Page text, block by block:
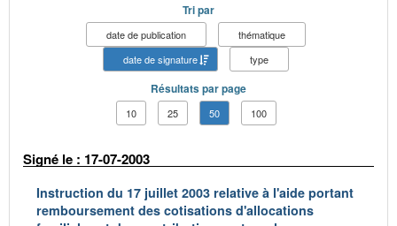
Tri par
date de publication
thématique
date de signature
type
Résultats par page
10 25 50 100
Signé le : 17-07-2003
Instruction du 17 juillet 2003 relative à l'aide portant
remboursement des cotisations d'allocations